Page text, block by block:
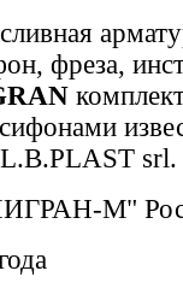
сливная
фреза,
L.B.PLAST srl.
М"